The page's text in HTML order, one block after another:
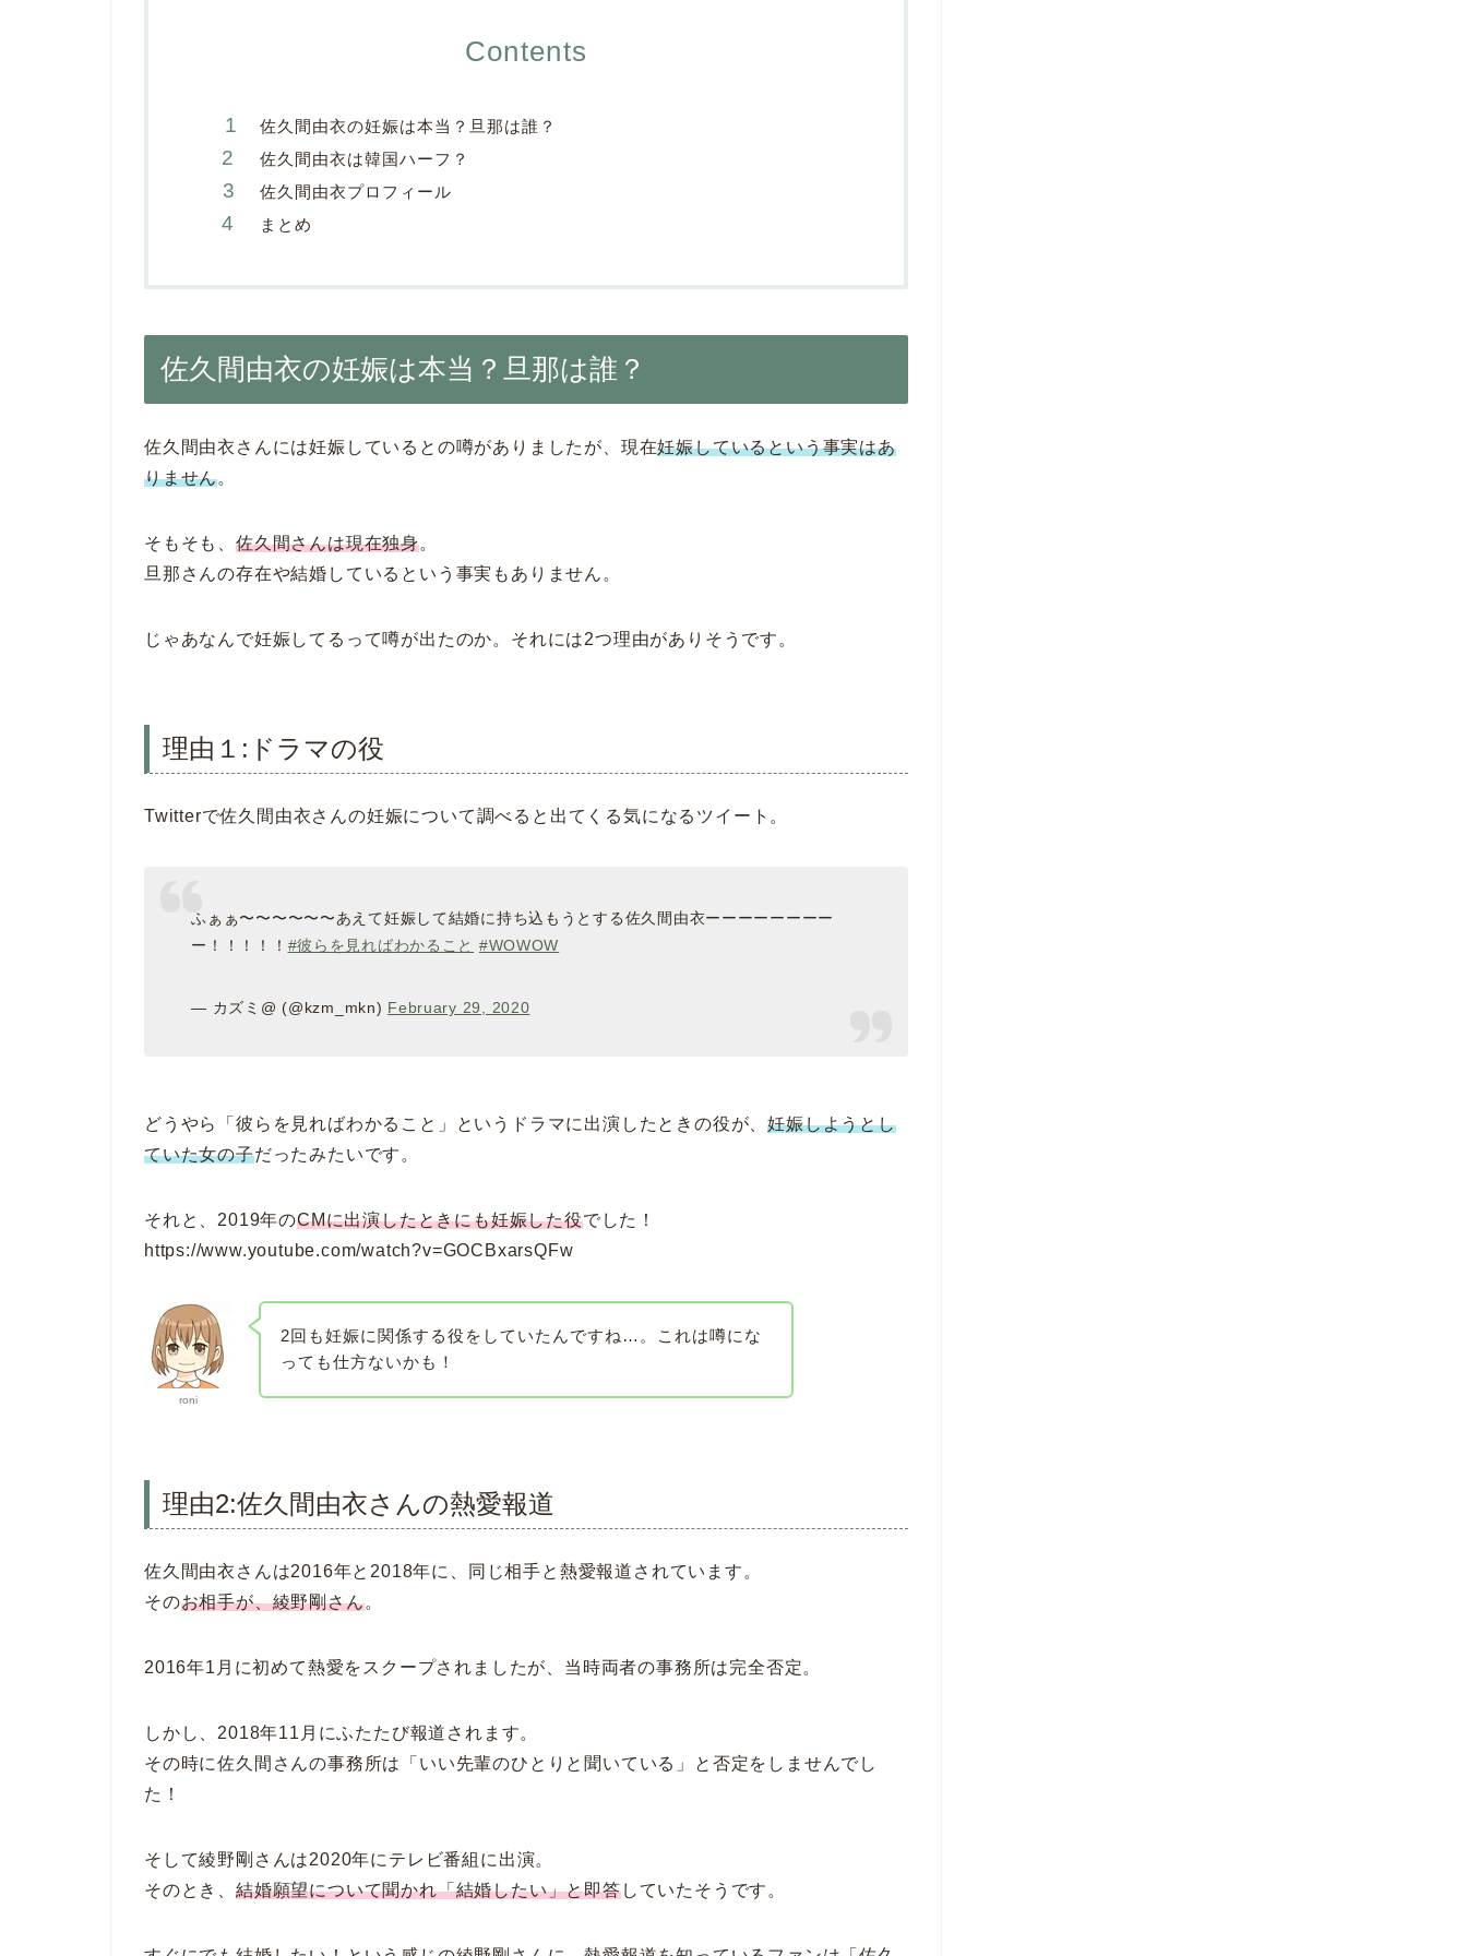
Contents
佐久間由衣の妊娠は本当？旦那は誰？
佐久間由衣は韓国ハーフ？
佐久間由衣プロフィール
まとめ
佐久間由衣の妊娠は本当？旦那は誰？
佐久間由衣さんには妊娠しているとの噂がありましたが、現在妊娠しているという事実はあ
りません。
そもそも、 佐久間さんは現在独身。
旦那さんの存在や結婚しているという事実もありません。
じゃあなんで妊娠してるって噂が出たのか。それには2つ理由がありそうです。
理由１:ドラマの役
Twitterで佐久間由衣さんの妊娠について調べると出てくる気になるツイート。
ふぁぁ〜〜〜〜〜〜あえて妊娠して結婚に持ち込もうとする佐久間由衣ーーーーーーーー
ー！！！！！ #彼らを見ればわかること #WOWOW
— カズミ@ (@kzm_mkn) February 29, 2020
どうやら「彼らを見ればわかること」というドラマに出演したときの役が、妊娠しようとし
ていた女の子だったみたいです。
それと、2019年のCMに出演したときにも妊娠した役でした！
https://www.youtube.com/watch?v=GOCBxarsQFw
roni
2回も妊娠に関係する役をしていたんですね…。これは噂にな
っても仕方ないかも！
理由2:佐久間由衣さんの熱愛報道
佐久間由衣さんは2016年と2018年に、同じ相手と熱愛報道されています。
そのお相手が、綾野剛さん。
2016年1月に初めて熱愛をスクープされましたが、当時両者の事務所は完全否定。
しかし、2018年11月にふたたび報道されます。
その時に佐久間さんの事務所は「いい先輩のひとりと聞いている」と否定をしませんでし
た！
そして綾野剛さんは2020年にテレビ番組に出演。
そのとき、 結婚願望について聞かれ「結婚したい」と即答していたそうです。